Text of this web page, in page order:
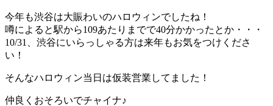
今年も渋谷は大賑わいのハロウィンでしたね！
噂によると駅から109あたりまでで40分かかったとか・・・
10/31、渋谷にいらっしゃる方は来年もお気をつけくださ
い！
そんなハロウィン当日は仮装営業してました！
仲良くおそろいでチャイナ♪